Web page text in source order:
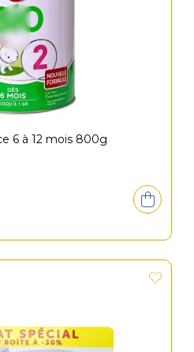
6 à 12 mois 800g